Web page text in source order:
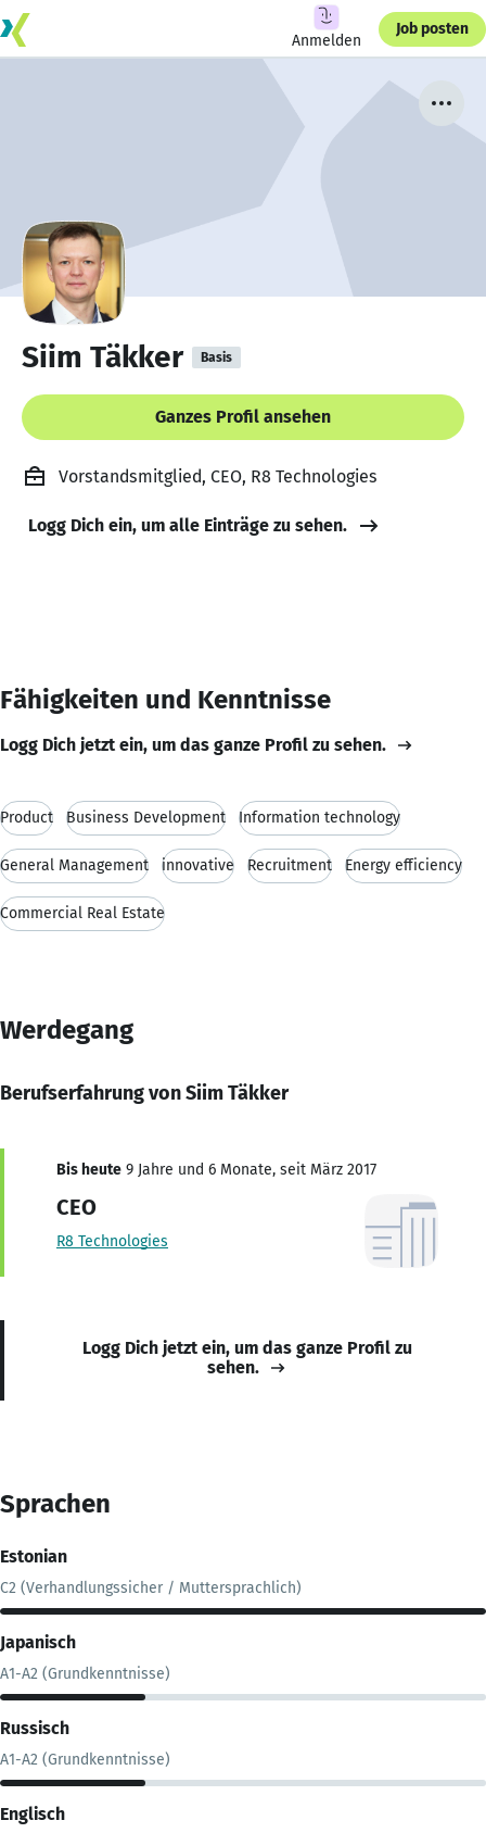
Anmelden
Job posten
Siim Täkker Basis
Ganzes Profil ansehen
Vorstandsmitglied, CEO, R8 Technologies
Logg Dich ein, um alle Einträge zu sehen.
Fähigkeiten und Kenntnisse
Logg Dich jetzt ein, um das ganze Profil zu sehen.
Product Business Development Information technology
General Management innovative Recruitment Energy efficiency
Commercial Real Estate
Werdegang
Berufserfahrung von Siim Täkker
Bis heute 9 Jahre und 6 Monate, seit März 2017
CEO
R8 Technologies
Logg Dich jetzt ein, um das ganze Profil zu
sehen.
Sprachen
Estonian
C2 (Verhandlungssicher / Muttersprachlich)
Japanisch
A1-A2 (Grundkenntnisse)
Russisch
A1-A2 (Grundkenntnisse)
Englisch